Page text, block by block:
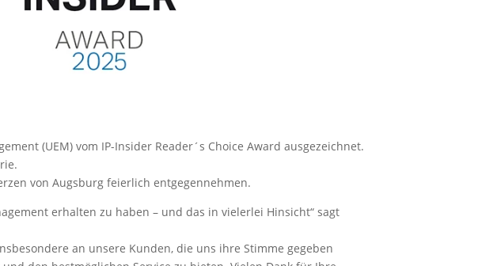
(UEM) vom IP-Insider Reader´s Choice Award ausgezeichnet.
von Augsburg feierlich entgegennehmen.
erhalten zu haben – und das in vielerlei Hinsicht“ sagt
an unsere Kunden, die uns ihre Stimme gegeben